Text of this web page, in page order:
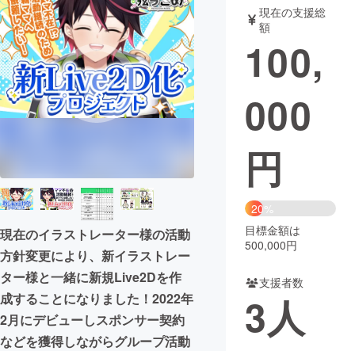
アート・写真 音楽
テクノロジー・ガジェット ゲーム・サ
映像・映画
まちづくり・地域活性化
CAMPFIRE for Social Good
CAMPFIRE Creation
CAMPFIREふるさと納税machi-ya コミュニティ
現在のイラストレーター様の活動
方針変更により、新イラストレー
ター様と一緒に新規Live2Dを作
成することになりました！2022年
2月にデビューしスポンサー契約
などを獲得しながらグループ活動
現在の支援総
額
100,
000
円
20%
目標金額は
500,000円
支援者数
3人